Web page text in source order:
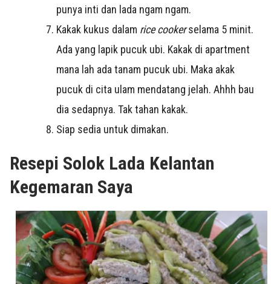
punya inti dan lada ngam ngam.
Kakak kukus dalam rice cookerselama 5 minit.
Ada yang lapik pucuk ubi. Kakak di apartment
mana lah ada tanam pucuk ubi. Maka akak
pucuk di cita ulam mendatang jelah. Ahhh bau
dia sedapnya. Tak tahan kakak.
Siap sedia untuk dimakan.
Resepi Solok Lada Kelantan
Kegemaran Saya